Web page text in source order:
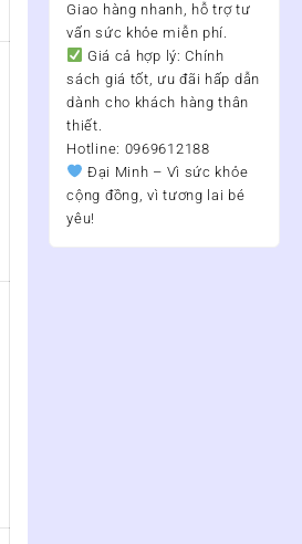
Giao hàng nhanh, hỗ trợ tư
vấn sức khỏe miễn phí.
Giá cả hợp lý: Chính
sách giá tốt, ưu đãi hấp dẫn
dành cho khách hàng thân
thiết.
Hotline: 0969612188
Đại Minh – Vì sức khỏe
cộng đồng, vì tương lai bé
yêu!